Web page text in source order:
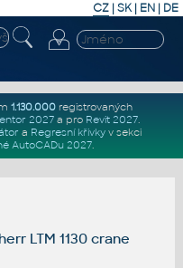
CZ | SK| EN | DE
1.130.000registrovaných
2027a pro Revit 2027.
a Regresní křivkyv sekci
AutoCADu 2027.
LTM 1130 crane